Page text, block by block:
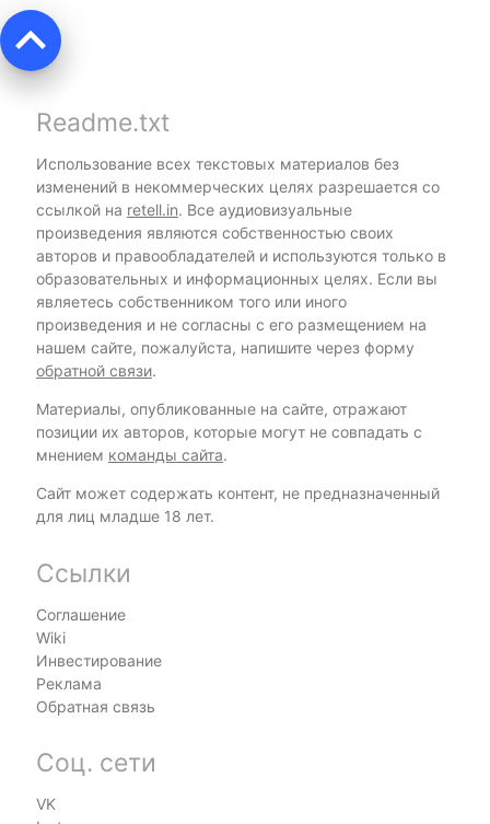
keyboard_arrow_up
Readme.txt
Использование всех текстовых материалов без
изменений в некоммерческих целях разрешается со
ссылкой на retell.in. Все аудиовизуальные
произведения являются собственностью своих
авторов и правообладателей и используются только в
образовательных и информационных целях. Если вы
являетесь собственником того или иного
произведения и не согласны с его размещением на
нашем сайте, пожалуйста, напишите через форму
обратной связи.
Материалы, опубликованные на сайте, отражают
позиции их авторов, которые могут не совпадать с
мнением команды сайта.
Сайт может содержать контент, не предназначенный
для лиц младше 18 лет.
Ссылки
Соглашение
Wiki
Инвестирование
Реклама
Обратная связь
Соц. сети
VK